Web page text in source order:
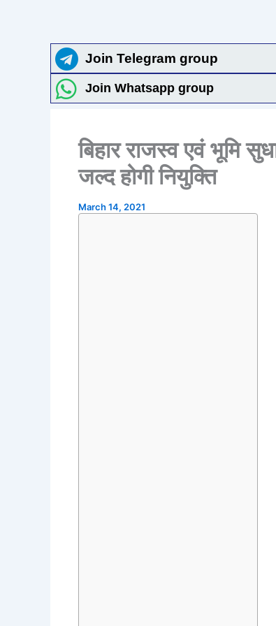
Join Telegram group
Join Whatsapp group
बिहार राजस्व एवं भूमि
जल्द होगी नियुक्ति
March 14, 2021